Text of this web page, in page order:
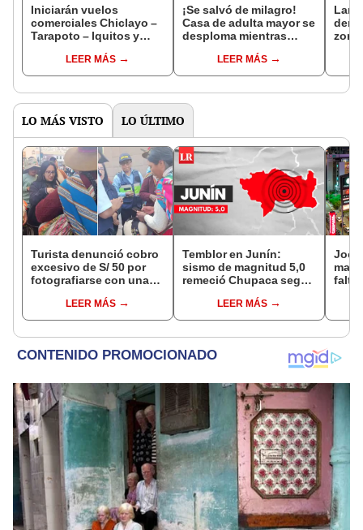
Iniciarán vuelos
comerciales Chiclayo –
Tarapoto – Iquitos y
cuándo?LEER MÁS
¡Se salvó de milagro!
Casa de adulta mayor se
desploma mientras
LEER MÁS
LO MÁS VISTO LO ÚLTIMO
Turista denunció cobro
excesivo de S/ 50 por
fotografiarse con una
Serenazgo recuperó el
dinero
LEER MÁS
Temblor en Junín:
sismo de magnitud 5,0
remeció Chupaca según
LEER MÁS
falta